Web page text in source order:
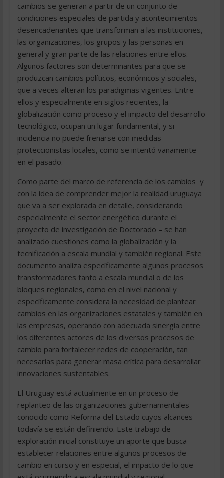
cambios se generan a partir de un conjunto de
condiciones especiales de partida y acontecimientos
desencadenantes que transforman a las instituciones,
las organizaciones, los grupos y las personas en
general y gran parte de las relaciones entre ellos.
Algunos factores son determinantes para que se
produzcan cambios políticos, económicos y sociales,
que a veces alteran los paradigmas vigentes. Entre
ellos y especialmente en siglos recientes, la
globalización como proceso y el impacto del desarrollo
tecnológico, ocupan un lugar fundamental, y si
incidencia no puede frenarse con medidas
proteccionistas locales, como se intentó vanamente
en el pasado.
Como parte del marco de referencia de los cambios  y
con la idea de comprender mejor la realidad uruguaya
que va a ser explorada en detalle, considerando
especialmente el sector energético durante el
proyecto de investigación de Doctorado – se han
analizado cuestiones como la globalización y la
tecnificación a escala mundial y también regional. Este
documento analiza específicamente algunos procesos
transformadores tanto a escala mundial o de los
bloques regionales, como en el nivel nacional y
específicamente considera la necesidad de plantear
cambios en las organizaciones estatales y también en
las empresas, operando con adecuada sinergia entre
los diferentes actores de los diversos procesos de
cambio para fortalecer redes de cooperación, tan
necesarias para generar masa crítica para desarrollar
innovaciones sustentables.
El Uruguay está actualmente en un proceso de
replanteo de las organizaciones gubernamentales
conocido como Reforma del Estado cuyos alcances
todavía se están definiendo. Este trabajo de
exploración inicial constituye un aporte que busca
establecer relaciones entre algunos procesos de
cambio en curso y en especial, el impacto de lo que